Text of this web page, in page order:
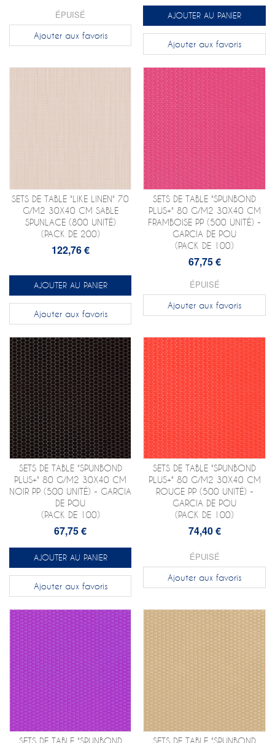
ÉPUISÉ
Ajouter aux favoris
AJOUTER AU PANIER
Ajouter aux favoris
SETS DE TABLE "LIKE LINEN" 70
G/M2 30X40 CM SABLE
SPUNLACE (800 UNITÉ)
(PACK DE 200)
122,76 €
AJOUTER AU PANIER
Ajouter aux favoris
SETS DE TABLE "SPUNBOND
PLUS+" 80 G/M2 30X40 CM
FRAMBOISE PP (500 UNITÉ) -
GARCIA DE POU
(PACK DE 100)
67,75 €
ÉPUISÉ
Ajouter aux favoris
SETS DE TABLE "SPUNBOND
PLUS+" 80 G/M2 30X40 CM
NOIR PP (500 UNITÉ) - GARCIA
DE POU
(PACK DE 100)
67,75 €
AJOUTER AU PANIER
Ajouter aux favoris
SETS DE TABLE "SPUNBOND
PLUS+" 80 G/M2 30X40 CM
ROUGE PP (500 UNITÉ) -
GARCIA DE POU
(PACK DE 100)
74,40 €
ÉPUISÉ
Ajouter aux favoris
SETS DE TABLE "SPUNBOND
SETS DE TABLE "SPUNBOND